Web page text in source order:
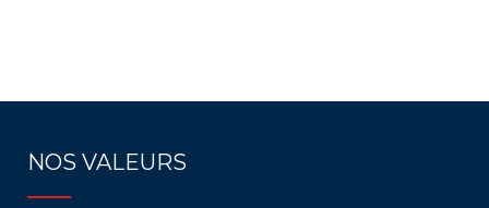
NOS VALEURS